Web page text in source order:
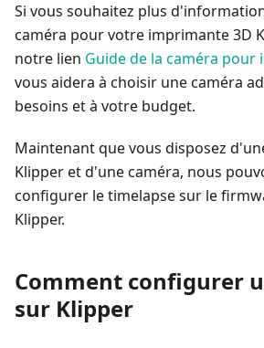
Si vous souhaitez plus
caméra pour votre imprimante 3D
notre lien Guide de la caméra pour
vous aidera à choisir une caméra
besoins et à votre budget.
Maintenant que vous disposez
Klipper et d'une caméra, nous
configurer le timelapse sur le
Klipper.
Comment configurer
sur Klipper